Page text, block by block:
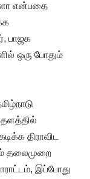
என்பதை
பாஜக
ஒரு போதும்
திராவிட
தலைமுறை
இப்போது